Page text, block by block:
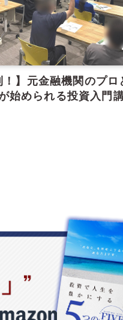
！】元金融機関のプ
始められる投資入門